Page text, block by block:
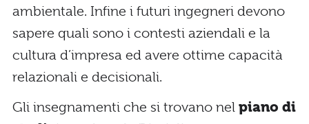
ambientale. Infine i futuri ingegneri devono
sapere quali sono i contesti aziendali e la
cultura d’impresa ed avere ottime capacità
relazionali e decisionali.
Gli insegnamenti che si trovano nel piano di